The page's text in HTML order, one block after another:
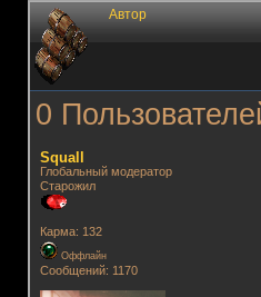
Автор
0
Squall
Глобальный модератор
Старожил
Карма: 132
Оффлайн
Сообщений: 1170